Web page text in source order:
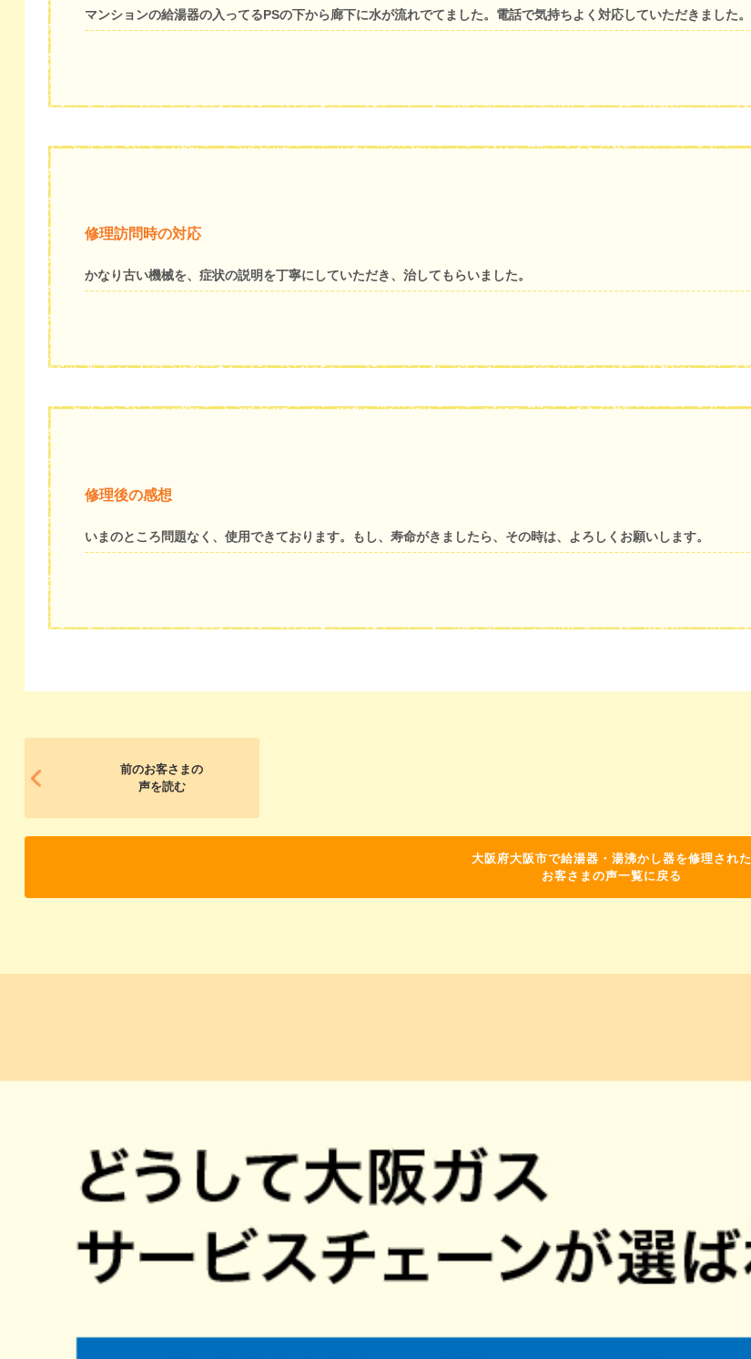
マンションの給湯器の入ってるPSの下から廊下に水が流れでてました。電話で気持ちよく対応していただきました。
修理訪問時の対応
かなり古い機械を、症状の説明を丁寧にしていただき、治してもらいました。
修理後の感想
いまのところ問題なく、使用できております。もし、寿命がきましたら、その時は、よろしくお願いします。
前のお客さまの
声を読む
大阪府大阪市で給湯器・湯沸かし器を修理された
お客さまの声一覧に戻る